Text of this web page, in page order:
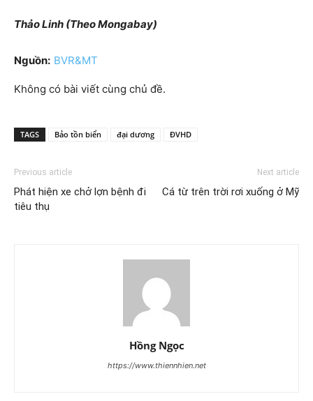
Thảo Linh (Theo Mongabay)
Nguồn: BVR&MT
Không có bài viết cùng chủ đề.
TAGS Bảo tồn biển đại dương ĐVHD
Previous article
Phát hiện xe chở lợn bệnh đi
tiêu thụ
Next article
Cá từ trên trời rơi xuống ở Mỹ
Hồng Ngọc
https://www.thiennhien.net